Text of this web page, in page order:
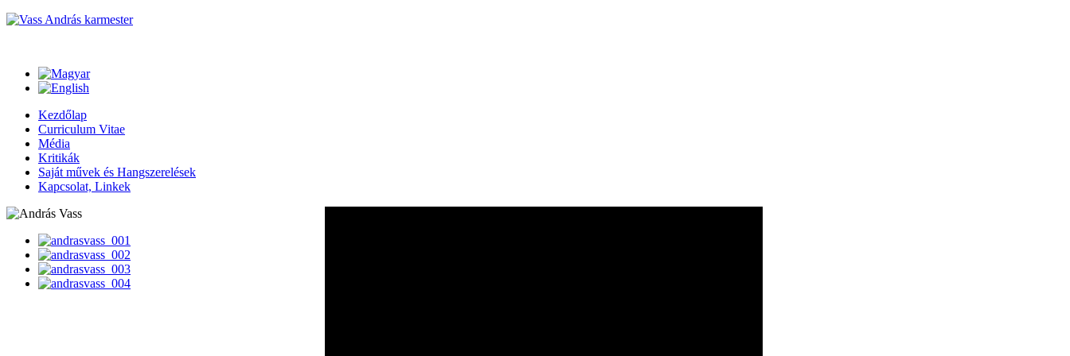
Kezdőlap
Curriculum Vitae
Média
Kritikák
Saját művek és Hangszerelések
Kapcsolat, Linkek